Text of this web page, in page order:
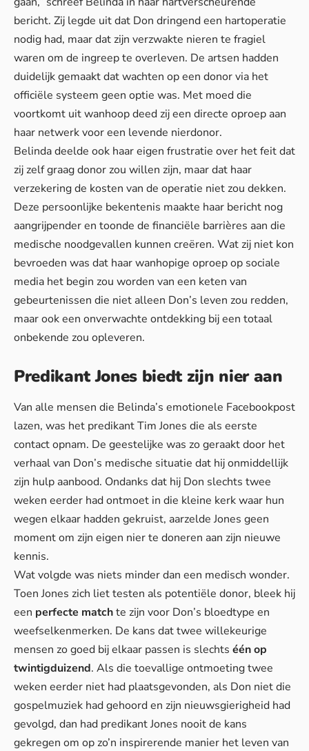
bericht. Zij legde uit dat Don dringend een hartoperatie
nodig had, maar dat zijn verzwakte nieren te fragiel
waren om de ingreep te overleven. De artsen hadden
duidelijk gemaakt dat wachten op een donor via het
officiële systeem geen optie was. Met moed die
voortkomt uit wanhoop deed zij een directe oproep aan
haar netwerk voor een levende nierdonor.
Belinda deelde ook haar eigen frustratie over het feit dat
zij zelf graag donor zou willen zijn, maar dat haar
verzekering de kosten van de operatie niet zou dekken.
Deze persoonlijke bekentenis maakte haar bericht nog
aangrijpender en toonde de financiële barrières aan die
medische noodgevallen kunnen creëren. Wat zij niet kon
bevroeden was dat haar wanhopige oproep op sociale
media het begin zou worden van een keten van
gebeurtenissen die niet alleen Don’s leven zou redden,
maar ook een onverwachte ontdekking bij een totaal
onbekende zou opleveren.
Predikant Jones biedt zijn nier aan
Van alle mensen die Belinda’s emotionele Facebookpost
lazen, was het predikant Tim Jones die als eerste
contact opnam. De geestelijke was zo geraakt door het
verhaal van Don’s medische situatie dat hij onmiddellijk
zijn hulp aanbood. Ondanks dat hij Don slechts twee
weken eerder had ontmoet in die kleine kerk waar hun
wegen elkaar hadden gekruist, aarzelde Jones geen
moment om zijn eigen nier te doneren aan zijn nieuwe
kennis.
Wat volgde was niets minder dan een medisch wonder.
Toen Jones zich liet testen als potentiële donor, bleek hij
een perfecte matchte zijn voor Don’s bloedtype en
weefselkenmerken. De kans dat twee willekeurige
mensen zo goed bij elkaar passen is slechts één op
twintigduizend. Als die toevallige ontmoetingtwee
weken eerder niet had plaatsgevonden, als Don niet die
gospelmuziek had gehoord en zijn nieuwsgierigheid had
gevolgd, dan had predikant Jones nooit de kans
gekregen om op zo’n inspirerende manier het leven van